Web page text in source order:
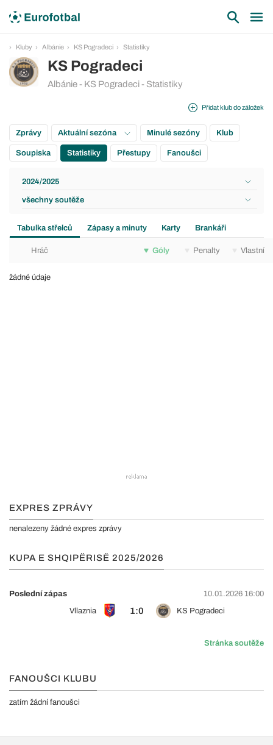
Kluby Albánie KS Pogradeci Statistiky
KS Pogradeci
Albánie - KS Pogradeci - Statistiky
Přidat klub do záložek
Zprávy Aktuální sezóna Minulé sezóny Klub
Soupiska Statistiky Přestupy Fanoušci
2024/2025
všechny soutěže
Tabulka střelců Zápasy a minuty Karty Brankáři
Hráč Góly Penalty Vlastní
žádné údaje
EXPRES ZPRÁVY
nenalezeny žádné expres zprávy
KUPA E SHQIPËRISË 2025/2026
Poslední zápas
10.01.2026 16:00
Vllaznia
1:0 KS Pogradeci
Stránka soutěže
FANOUŠCI KLUBU
zatím žádní fanoušci